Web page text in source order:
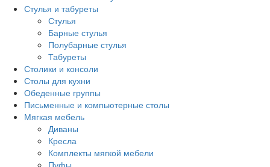
Стулья и табуреты
Стулья
Барные стулья
Полубарные стулья
Табуреты
Столики и консоли
Столы для кухни
Обеденные группы
Письменные и компьютерные столы
Мягкая мебель
Диваны
Кресла
Комплекты мягкой мебели